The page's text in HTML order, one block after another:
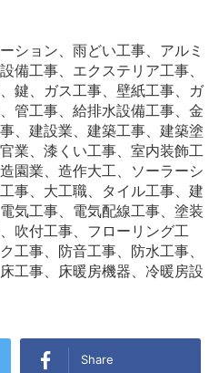
ション、雨どい工事、アルミ
備工事、エクステリア工事、
鍵、ガス工事、壁紙工事、ガ
管工事、給排水設備工事、金
、建設業、建築工事、建築塗
業、漆くい工事、室内装飾工
園業、造作大工、ソーラーシ
事、大工職、タイル工事、建
気工事、電気配線工事、塗装
吹付工事、フローリング工
工事、防音工事、防水工事、
工事、床暖房機器、冷暖房設
Share